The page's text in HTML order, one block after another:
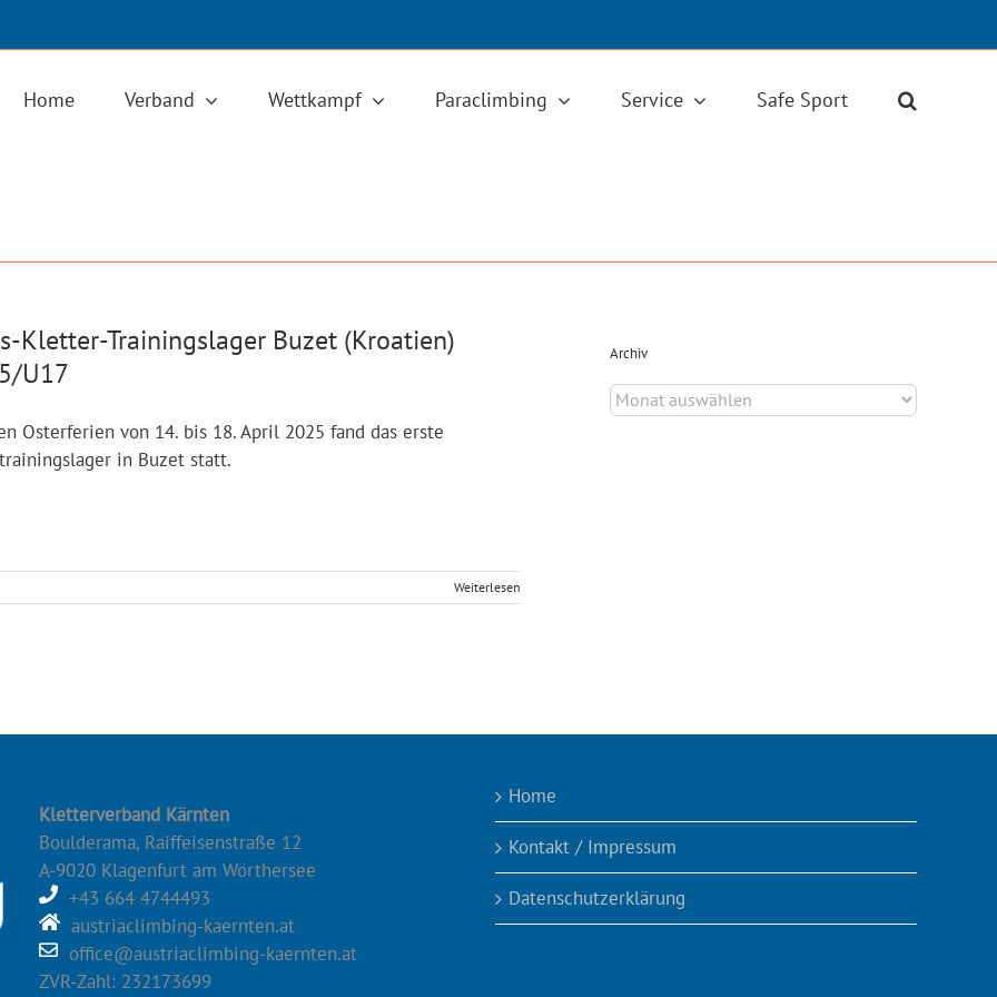
Home Verband Wettkampf Paraclimbing Service Safe Sport
Kletter-Trainingslager Buzet (Kroatien)
U17
Osterferien von 14. bis 18. April 2025 fand das erste
in Buzet statt.
Weiterlesen
Archiv
Archiv
Kletterverband Kärnten
Boulderama, Raiffeisenstraße 12
A-9020 Klagenfurt am Wörthersee
+43 664 4744493
austriaclimbing-kaernten.at
office@austriaclimbing-kaernten.at
ZVR-Zahl: 232173699
Home
Kontakt / Impressum
Datenschutzerklärung